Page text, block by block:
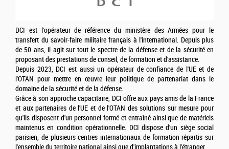
DCI est l'opérateur de référence du ministère des Armées pour le
transfert du savoir-faire militaire français à l'international. Depuis plus
de 50 ans, il agit sur tout le spectre de la défense et de la sécurité en
proposant des prestations de conseil, de formation et d'assistance.
Depuis 2023, DCI est aussi un opérateur de confiance de l'UE et de
l'OTAN pour mettre en œuvre leur politique de partenariat dans le
domaine de la sécurité et de la défense.
Grâce à son approche capacitaire, DCI offre aux pays amis de la France
et aux partenaires de l'UE et de l'OTAN des solutions sur mesure pour
qu'ils disposent d'un personnel formé et entraîné ainsi que de matériels
maintenus en condition opérationnelle. DCI dispose d'un siège social
parisien, de plusieurs centres internationaux de formation répartis sur
l'ensemble du territoire national ainsi que d'implantations à l'étranger.